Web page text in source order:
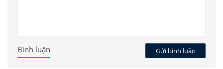
Gửi bình luận
Bình luận